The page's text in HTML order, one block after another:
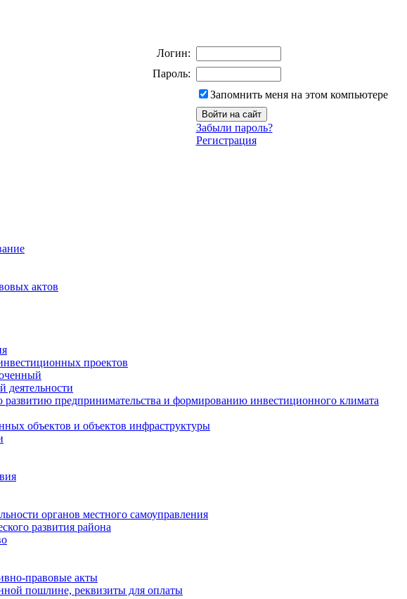
Логин:
Пароль:
Запомнить меня на этом компьютере
Забыли пароль?
Регистрация
актов
проектов
деятельности
предпринимательства и формированию инвестиционного климата
объектов и объектов инфраструктуры
органов местного самоуправления
развития района
правовые акты
пошлине, реквизиты для оплаты